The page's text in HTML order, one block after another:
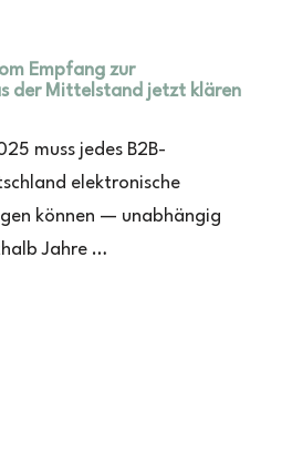
Empfang zur
der Mittelstand jetzt klären
muss jedes B2B-
elektronische
können — unabhängig
Jahre …